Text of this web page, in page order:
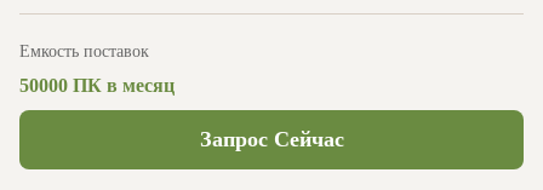
Емкость поставок
50000 ПК в месяц
Запрос Сейчас